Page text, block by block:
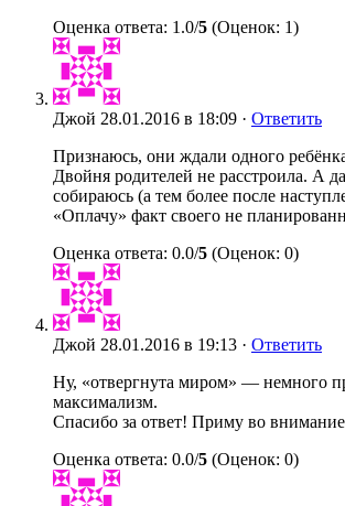
Оценка ответа: 1.0/5 (Оценок: 1)
Джой 28.01.2016 в 18:09 · Ответить
Признаюсь, они ждали одного
Двойня родителей не расстроила. А
собираюсь (а тем более после
«Оплачу» факт своего не
Оценка ответа: 0.0/5 (Оценок: 0)
Джой 28.01.2016 в 19:13 · Ответить
Ну, «отвергнута миром» — немного
максимализм.
Спасибо за ответ! Приму во
Оценка ответа: 0.0/5 (Оценок: 0)